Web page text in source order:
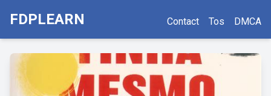
FDPLEARN Contact Tos DMCA